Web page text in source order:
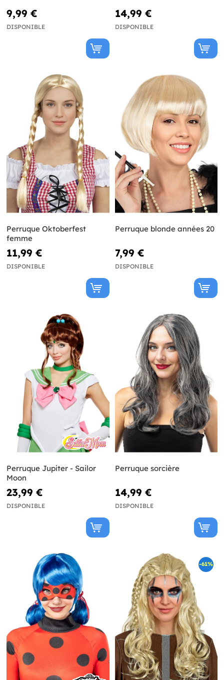
9,99 €
DISPONIBLE
14,99 €
DISPONIBLE
Perruque Oktoberfest
femme
11,99 €
DISPONIBLE
Perruque blonde années 20
7,99 €
DISPONIBLE
Perruque Jupiter - Sailor
Moon
23,99 €
DISPONIBLE
Perruque sorcière
14,99 €
DISPONIBLE
-61%